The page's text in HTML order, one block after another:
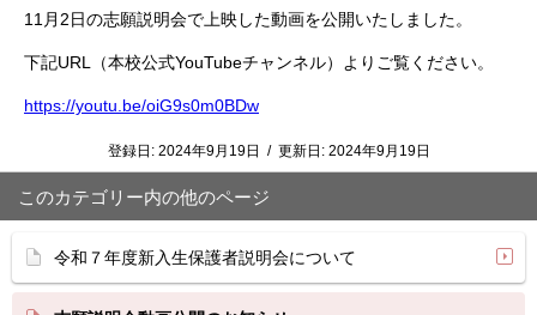
11月2日の志願説明会で上映した動画を公開いたしました。
下記URL（本校公式YouTubeチャンネル）よりご覧ください。
https://youtu.be/oiG9s0m0BDw
登録日: 2024年9月19日 / 更新日: 2024年9月19日
このカテゴリー内の他のページ
令和７年度新入生保護者説明会について